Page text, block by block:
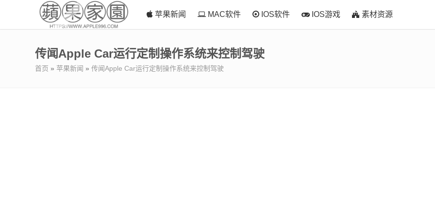
苹果新闻 MAC软件 IOS软件 IOS游戏 素材资源
传闻Apple Car运行定制操作系统来控制驾驶
首页 » 苹果新闻 » 传闻Apple Car运行定制操作系统来控制驾驶